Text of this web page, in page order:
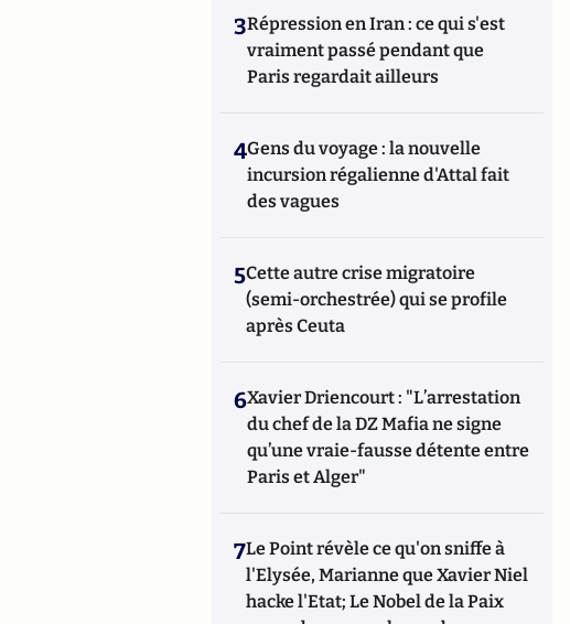
3Répression en Iran : ce qui s'est
vraiment passé pendant que
Paris regardait ailleurs
4Gens du voyage : la nouvelle
incursion régalienne d'Attal fait
des vagues
5Cette autre crise migratoire
(semi-orchestrée) qui se profile
après Ceuta
6Xavier Driencourt : "L’arrestation
du chef de la DZ Mafia ne signe
qu’une vraie-fausse détente entre
Paris et Alger"
7Le Point révèle ce qu'on sniffe à
l'Elysée, Marianne que Xavier Niel
hacke l'Etat; Le Nobel de la Paix